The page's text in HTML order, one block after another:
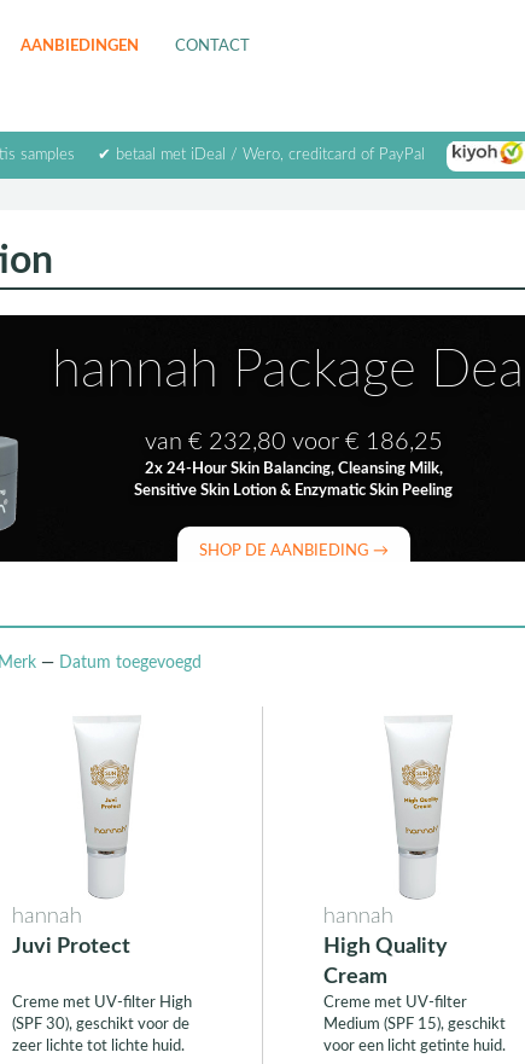
AANBIEDINGEN CONTACT
samples ✔ betaal met iDeal / Wero, creditcard of PayPal
hannah Package Deal
van € 232,80 voor € 186,25
2x 24-Hour Skin Balancing, Cleansing Milk,
Sensitive Skin Lotion & Enzymatic Skin Peeling
SHOP DE AANBIEDING →
Merk— Datum toegevoegd
hannah
Juvi Protect
Creme met UV-filter High
(SPF 30), geschikt voor de
zeer lichte tot lichte huid.
hannah
High Quality
Cream
Creme met UV-filter
Medium (SPF 15), geschikt
voor een licht getinte huid.